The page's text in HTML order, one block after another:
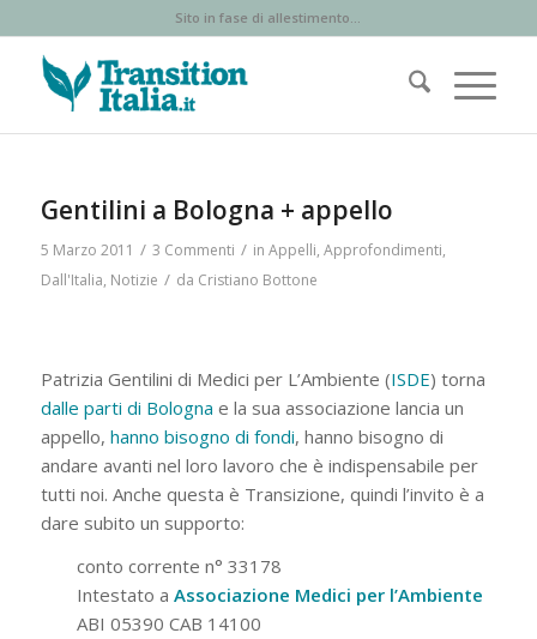
Sito in fase di allestimento...
Gentilini a Bologna + appello
5 Marzo 2011 / 3 Commenti / in Appelli, Approfondimenti,
Dall'Italia, Notizie / da Cristiano Bottone
Patrizia Gentilini di Medici per L’Ambiente (ISDE) torna
dalle parti di Bologna e la sua associazione lancia un
appello, hanno bisogno di fondi, hanno bisogno di
andare avanti nel loro lavoro che è indispensabile per
tutti noi. Anche questa è Transizione, quindi l’invito è a
dare subito un supporto:
conto corrente n° 33178
Intestato a Associazione Medici per l’Ambiente
ABI 05390 CAB 14100